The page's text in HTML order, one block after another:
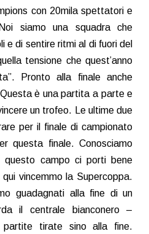
con 20mila spettatori e
siamo una squadra che
e di sentire ritmi al di fuori del
tensione che quest’anno
Pronto alla finale anche
è una partita a parte e
un trofeo. Le ultime due
per il finale di campionato
questa finale. Conosciamo
questo campo ci porti bene
vincemmo la Supercoppa.
guadagnati alla fine di un
il centrale bianconero –
partite tirate sino alla fine.